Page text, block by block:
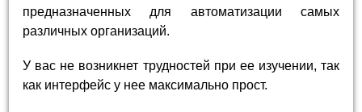
предназначенных для автоматизации самых
различных организаций.
У вас не возникнет трудностей при ее изучении, так
как интерфейс у нее максимально прост.